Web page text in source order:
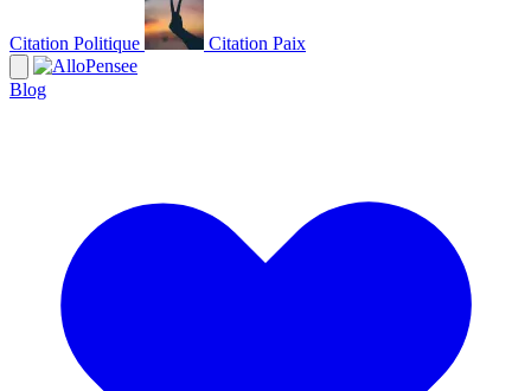
Citation Politique Citation Paix
Blog